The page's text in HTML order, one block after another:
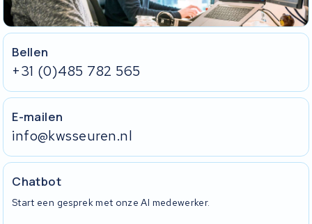
Bellen
+31 (0)485 782 565
E-mailen
info@kwsseuren.nl
Chatbot
Start een gesprek met onze AI medewerker.